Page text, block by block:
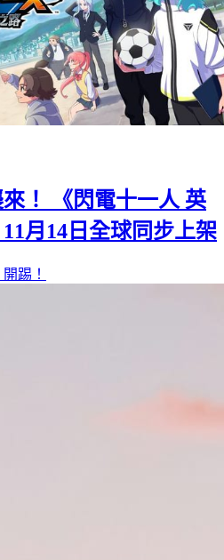
！ 《閃電十一人 英
月14日全球同步上架
踢！